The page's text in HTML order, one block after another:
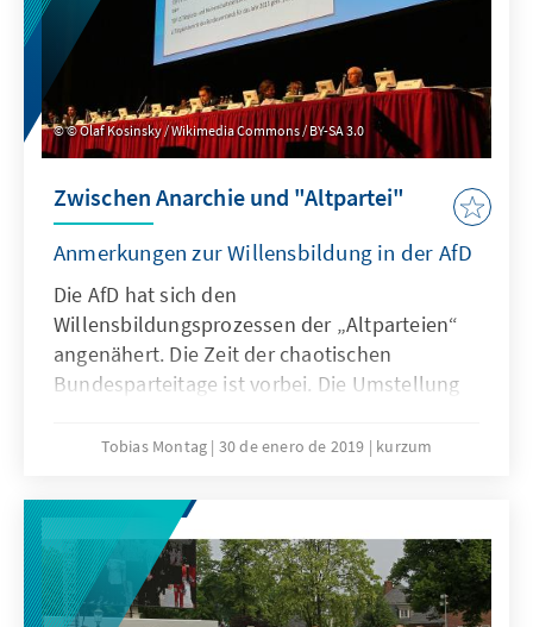
© Olaf Kosinsky / Wikimedia Commons / BY-SA 3.0
Zwischen Anarchie und "Altpartei"
Anmerkungen zur Willensbildung in der AfD
Die AfD hat sich den
Willensbildungsprozessen der „Altparteien“
angenähert. Die Zeit der chaotischen
Bundesparteitage ist vorbei. Die Umstellung
spürbaren Professionalisierung der AfD und
Tobias Montag 30 de enero de 2019 kurzum